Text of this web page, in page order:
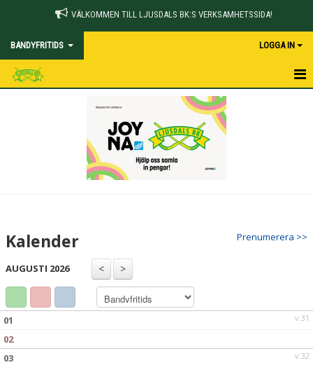
VÄLKOMMEN TILL LJUSDALS BK:S VERKSAMHETSSIDA!
BANDYFRITIDS LOGGA IN
Prenumerera >>
Kalender
AUGUSTI 2026
v.31
01
02
v.32
03